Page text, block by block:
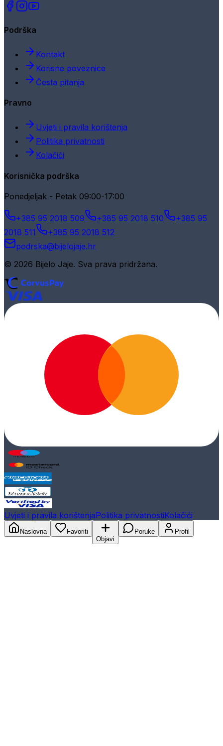
Podrška
Kontakt
Korisne poveznice
Česta pitanja
Pravno
Uvjeti i pravila korištenja
Politika privatnosti
Kolačići
Korisnička podrška
Ponedjeljak - Petak 09:00-17:00
+385 95 2018 509 +385 95 2018 510
+385 95
2018 511
+385 95 2018 512
podrska@bijelojaje.hr
© 2026 Bijelo Jaje. Sva prava pridržana.
Uvjeti i pravila korištenjaPolitika privatnostiKolačići
Naslovna
Favoriti
Objavi
Poruke Profil